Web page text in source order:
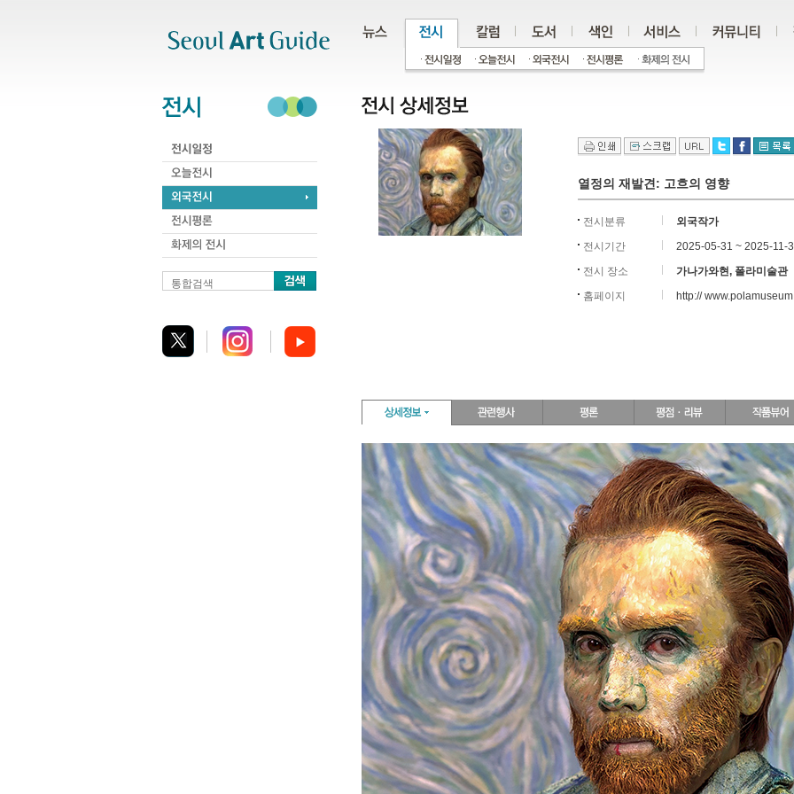
통합검색
열정의 재발견: 고흐의 영향
전시분류
외국작가
전시기간
2025-05-31 ~ 2025-11-
전시 장소
가나가와현, 폴라미술관
홈페이지
http://